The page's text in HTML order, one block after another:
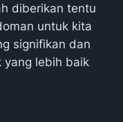
diberikan tentu
untuk kita
signifikan dan
yang lebih baik